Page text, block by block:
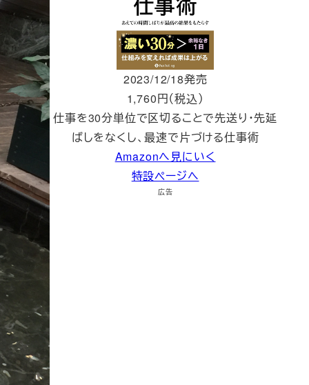
2023/12/18発売
1,760円（税込）
仕事を30分単位で区切ることで先送り・先延
ばしをなくし、最速で片づける仕事術
Amazonへ見にいく
特設ページへ
広告